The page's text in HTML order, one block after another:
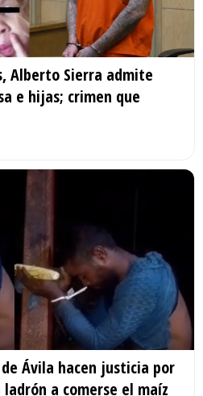
Alberto Sierra admite
e hijas; crimen que
de Ávila hacen justicia por
a comerse el maíz